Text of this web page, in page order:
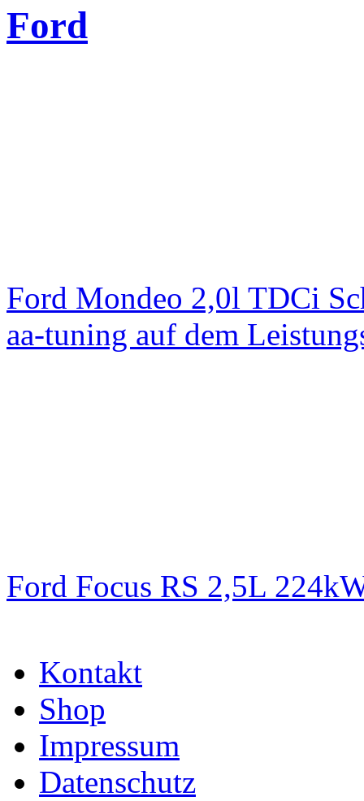
Ford
Ford Mondeo 2,0l TDCi
aa-tuning auf dem
Ford Focus RS 2,5L
Kontakt
Shop
Impressum
Datenschutz